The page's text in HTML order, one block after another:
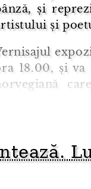
și
și
18.00, și
iulie 2026 în